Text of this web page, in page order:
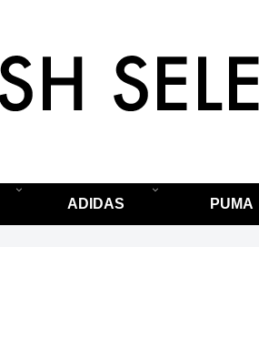
ADIDAS PUMA